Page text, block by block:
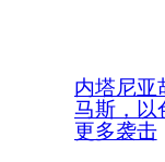
内塔尼亚
马斯，以
更多袭击